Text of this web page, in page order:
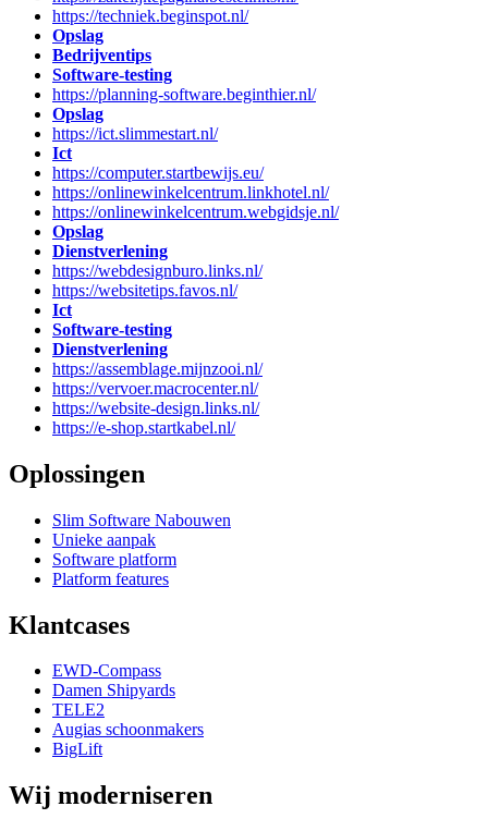
https://techniek.beginspot.nl/
Opslag
Bedrijventips
Software-testing
https://planning-software.beginthier.nl/
Opslag
https://ict.slimmestart.nl/
Ict
https://computer.startbewijs.eu/
https://onlinewinkelcentrum.linkhotel.nl/
https://onlinewinkelcentrum.webgidsje.nl/
Opslag
Dienstverlening
https://webdesignburo.links.nl/
https://websitetips.favos.nl/
Ict
Software-testing
Dienstverlening
https://assemblage.mijnzooi.nl/
https://vervoer.macrocenter.nl/
https://website-design.links.nl/
https://e-shop.startkabel.nl/
Oplossingen
Slim Software Nabouwen
Unieke aanpak
Software platform
Platform features
Klantcases
EWD-Compass
Damen Shipyards
TELE2
Augias schoonmakers
BigLift
Wij moderniseren